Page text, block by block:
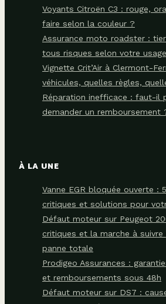
Voyants Citroën C3 : rouge,
faire selon la couleur ?
Assurance moto roadster :
tous risques selon votre usage
Vignette Crit’Air à Clermont-
véhicules, quelles règles,
Réparation inefficace : faut-il
demander un remboursement
À LA UNE
Vanne EGR bloquée ouverte :
critiques et solutions pour
Défaut moteur sur Peugeot
critiques et la marche à
panne totale
Prodigeo Assurances :
et remboursements sous 48h
Défaut moteur sur DS7 :